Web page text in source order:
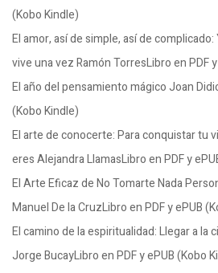
(Kobo Kindle)
El amor, así de simple, así de
vive una vez Ramón TorresLibro en PDF
El año del pensamiento mágico Joan
(Kobo Kindle)
El arte de conocerte: Para conquistar tu
eres Alejandra LlamasLibro en PDF y
El Arte Eficaz de No Tomarte Nada
Manuel De la CruzLibro en PDF y ePUB
El camino de la espiritualidad: Llegar a la
Jorge BucayLibro en PDF y ePUB (Kobo